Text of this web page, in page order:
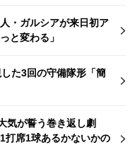
・ガルシアが来日初ア
と変わる」
た3回の守備隊形「簡
気が誓う巻き返し劇
打席1球あるかないかの